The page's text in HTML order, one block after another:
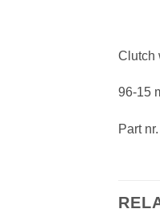
Clutch
96-15
Part